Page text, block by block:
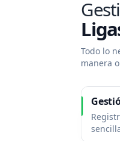
Todo lo
manera